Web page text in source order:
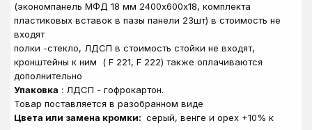
(экономпанель МФД 18 мм 2400х600х18, комплекта
пластиковых вставок в пазы панели 23шт) в стоимость не
входят
полки -стекло, ЛДСП в стоимость стойки не входят,
кронштейны к ним ( F 221, F 222) также оплачиваются
дополнительно
Упаковка : ЛДСП - гофрокартон.
Товар поставляется в разобранном виде
Цвета или замена кромки: серый, венге и орех +10% к